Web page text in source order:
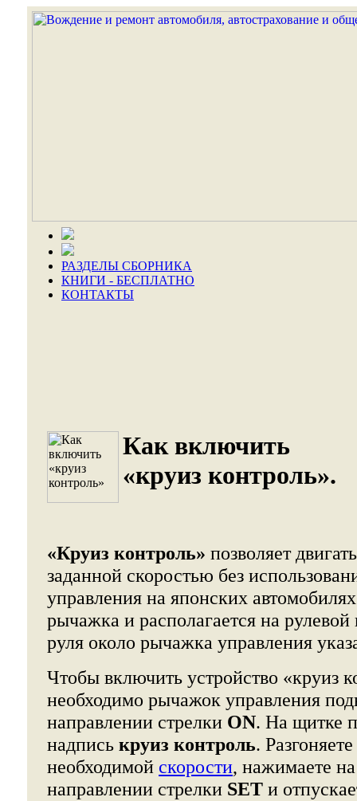
РАЗДЕЛЫ СБОРНИКА
КНИГИ - БЕСПЛАТНО
КОНТАКТЫ
Как включить
«круиз контроль».
«Круиз контроль» позволяет
заданной скоростью без
управления на японских
рычажка и располагается на рулевой
руля около рычажка управления
Чтобы включить устройство «круиз
необходимо рычажок управления
направлении стрелки ON. На щитке
надпись круиз контроль.
необходимой скорости, нажимаете
направлении стрелки SET и